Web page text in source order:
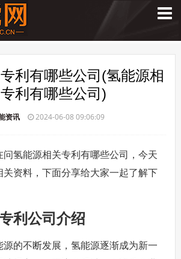
利有哪些公司(氢能源相
利有哪些公司)
资讯 2024-06-08 09:06:09
问氢能源相关专利有哪些公司，今天
关资料，下面分享给大家一起了解下
利公司介绍
源的不断发展，氢能源逐渐成为新一